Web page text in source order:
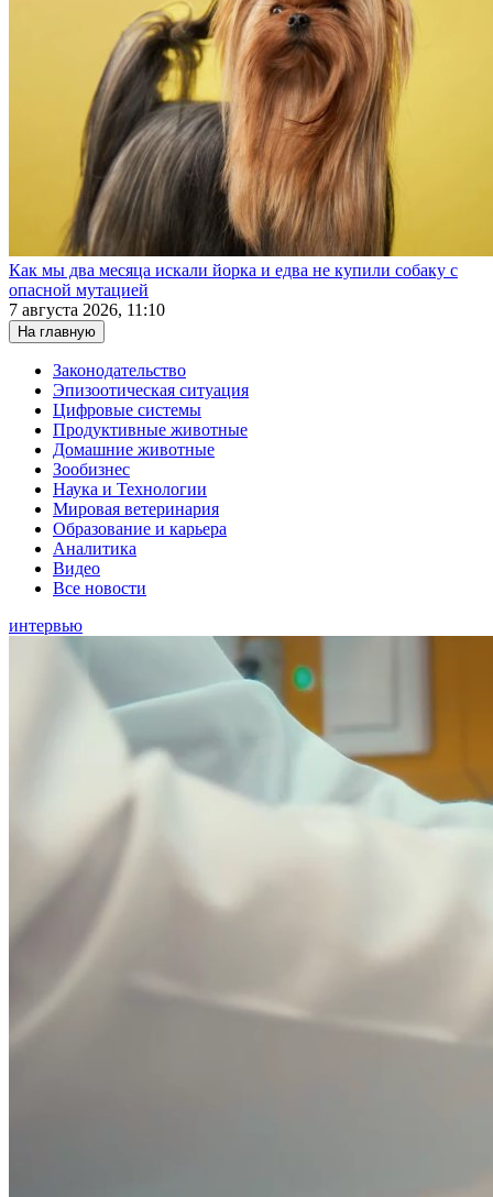
Как мы два месяца искали йорка и едва не купили собаку с
опасной мутацией
7 августа 2026, 11:10
На главную
Законодательство
Эпизоотическая ситуация
Цифровые системы
Продуктивные животные
Домашние животные
Зообизнес
Наука и Технологии
Мировая ветеринария
Образование и карьера
Аналитика
Видео
Все новости
интервью